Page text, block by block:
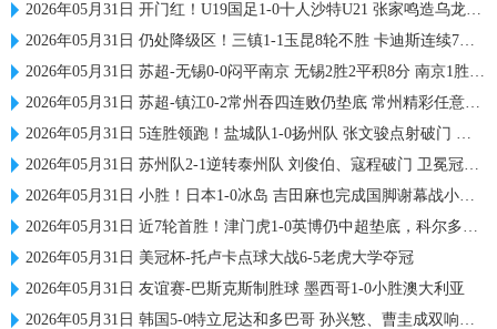
2026年05月31日 开门红！U19国足1-0十人沙特U21 张家鸣造乌龙下轮战民主刚果U23
2026年05月31日 仍处降级区！三镇1-1玉昆8轮不胜 卡迪斯连续7场破门黄紫昌扳平
2026年05月31日 苏超-无锡0-0闷平南京 无锡2胜2平积8分 南京1胜2平1负积5分
2026年05月31日 苏超-镇江0-2常州吞四连败仍垫底 常州精彩任意球配合李霄鹏破门
2026年05月31日 5连胜领跑！盐城队1-0扬州队 张文骏点射破门 扬州队5场仅1胜
2026年05月31日 苏州队2-1逆转泰州队 刘俊伯、寇程破门 卫冕冠军新赛季1胜3负
2026年05月31日 小胜！日本1-0冰岛 吉田麻也完成国脚谢幕战小川航基替补头球绝杀
2026年05月31日 近7轮首胜！津门虎1-0英博仍中超垫底，科尔多瓦处子球制胜
2026年05月31日 美冠杯-托卢卡点球大战6-5老虎大学夺冠
2026年05月31日 友谊赛-巴斯克斯制胜球 墨西哥1-0小胜澳大利亚
2026年05月31日 韩国5-0特立尼达和多巴哥 孙兴慜、曹圭成双响曹侑珉、裴峻浩伤退